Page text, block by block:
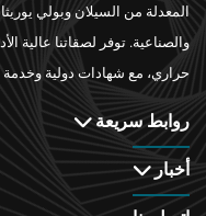
المعدلة من السيلان وبولي
والصناعية. توفر لصقاتنا عالية
حراري، مع شهادات دولية وخدمة
روابط سريعة
أخبار